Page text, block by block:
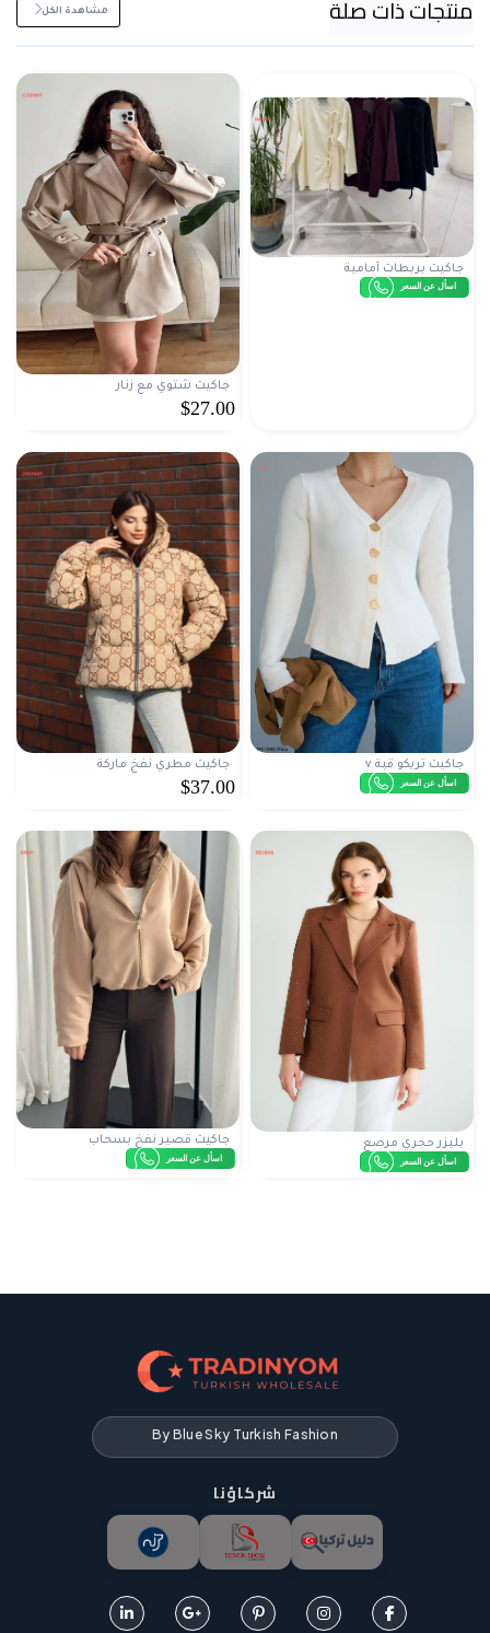
منتجات ذات صلة مشاهدة الكل
جاكيت بربطات أمامية
اسأل عن السعر
جاكيت شتوي مع زنار
$27.00
جاكيت تريكو قبة v
اسأل عن السعر
جاكيت مطري نفخ ماركة
$37.00
بليزر حجري مرصع
اسأل عن السعر
جاكيت قصير نفخ بسحاب
اسأل عن السعر
By Blue Sky Turkish Fashion
شركاؤنا